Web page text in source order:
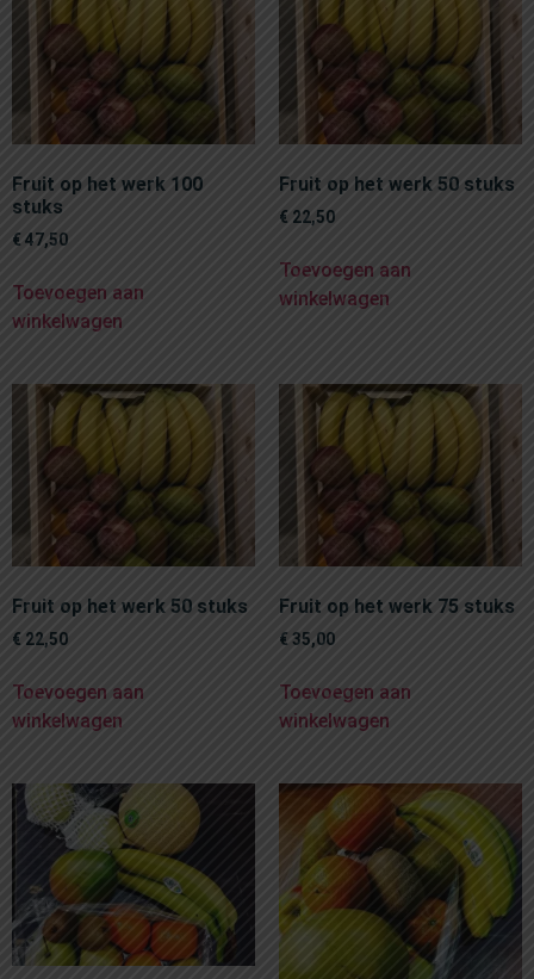
Fruit op het werk 100
stuks
€47,50
Toevoegen aan
winkelwagen
Fruit op het werk 50 stuks
€ 22,50
Toevoegen aan
winkelwagen
Fruit op het werk 50 stuks
€ 22,50
Toevoegen aan
winkelwagen
Fruit op het werk 75 stuks
€ 35,00
Toevoegen aan
winkelwagen